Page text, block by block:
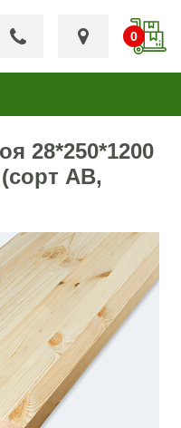
28*250*1200
АВ,